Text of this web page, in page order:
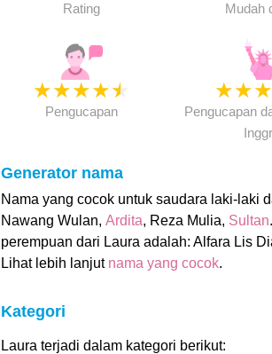
Rating Mudah
★★★★★
Pengucapan
★★★
Pengucapan
Generator nama
Nama yang cocok untuk saudara laki-laki
Nawang Wulan, Ardita, Reza Mulia, Sultan
perempuan dari Laura adalah: Alfara Lis
Lihat lebih lanjut nama yang cocok.
Kategori
Laura terjadi dalam kategori berikut: